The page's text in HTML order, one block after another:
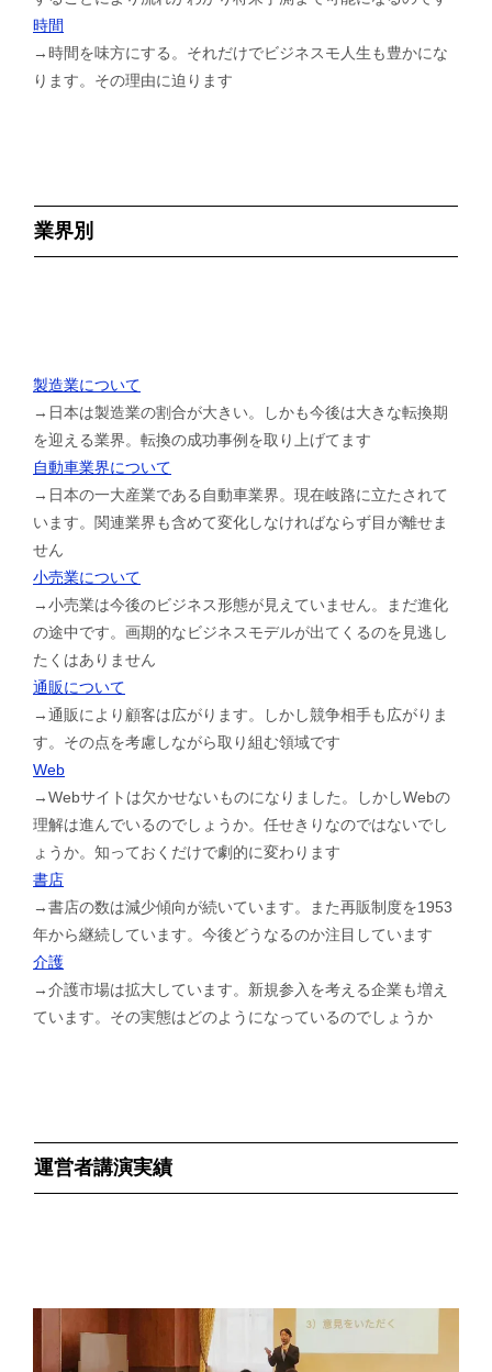
時間
→時間を味方にする。それだけでビジネスモ人生も豊かにな
ります。その理由に迫ります
業界別
製造業について
→日本は製造業の割合が大きい。しかも今後は大きな転換期
を迎える業界。転換の成功事例を取り上げてます
自動車業界について
→日本の一大産業である自動車業界。現在岐路に立たされて
います。関連業界も含めて変化しなければならず目が離せま
せん
小売業について
→小売業は今後のビジネス形態が見えていません。まだ進化
の途中です。画期的なビジネスモデルが出てくるのを見逃し
たくはありません
通販について
→通販により顧客は広がります。しかし競争相手も広がりま
す。その点を考慮しながら取り組む領域です
Web
→Webサイトは欠かせないものになりました。しかしWebの
理解は進んでいるのでしょうか。任せきりなのではないでし
ょうか。知っておくだけで劇的に変わります
書店
→書店の数は減少傾向が続いています。また再販制度を1953
年から継続しています。今後どうなるのか注目しています
介護
→介護市場は拡大しています。新規参入を考える企業も増え
ています。その実態はどのようになっているのでしょうか
運営者講演実績